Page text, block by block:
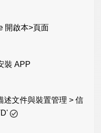
開啟本>頁面
裝 APP
述文件與裝置管理 > 信